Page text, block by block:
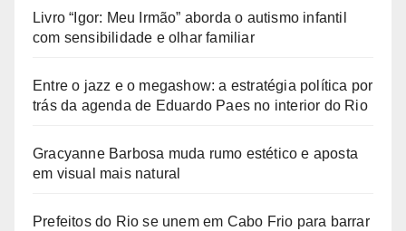
Livro “Igor: Meu Irmão” aborda o autismo infantil
com sensibilidade e olhar familiar
Entre o jazz e o megashow: a estratégia política por
trás da agenda de Eduardo Paes no interior do Rio
Gracyanne Barbosa muda rumo estético e aposta
em visual mais natural
Prefeitos do Rio se unem em Cabo Frio para barrar